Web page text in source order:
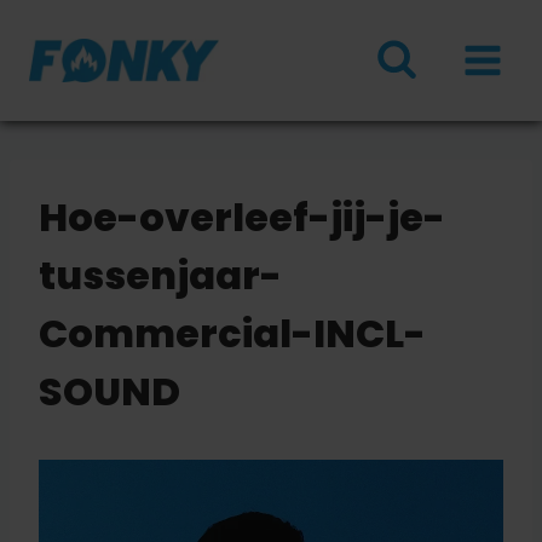
naar
inhoud
Hoe-overleef-jij-je-
tussenjaar-
Commercial-INCL-
SOUND